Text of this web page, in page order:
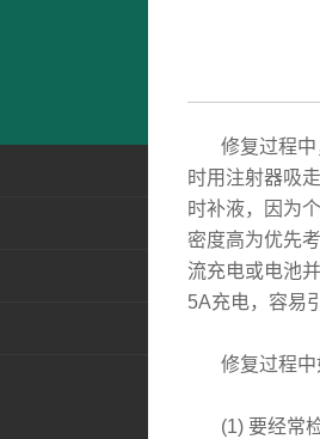
修复过程中
时用注射器吸
时补液，因为
密度高为优先
流充电或电池
5A充电，容易
修复过程中
(1) 要经常检